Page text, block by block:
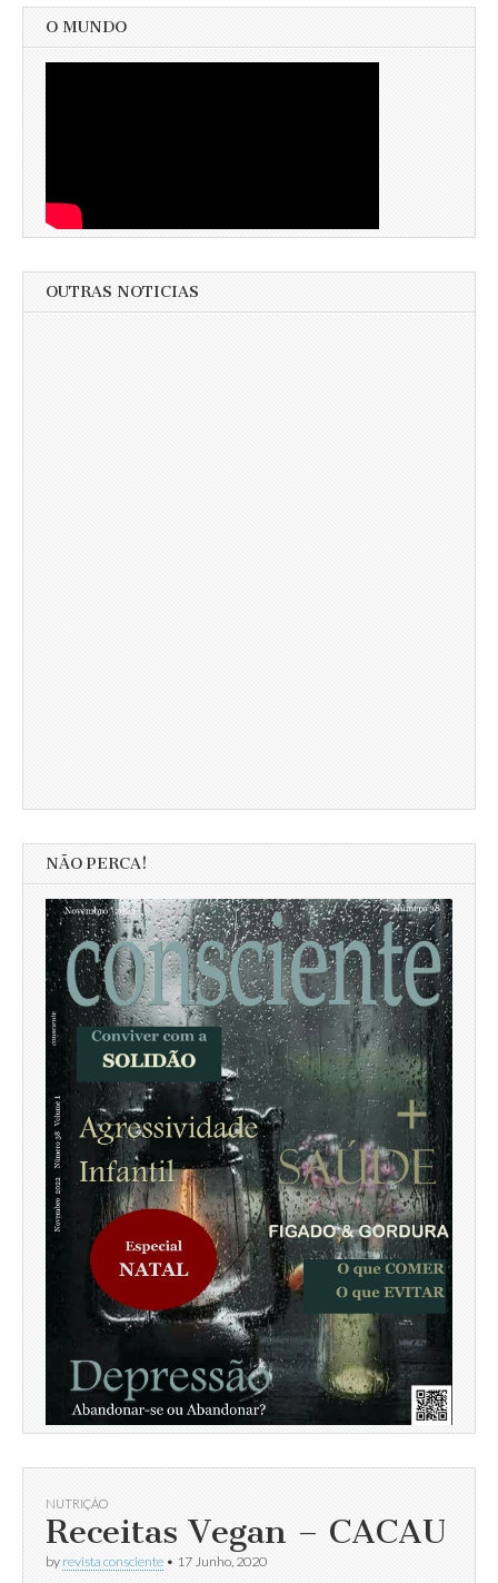
O MUNDO
OUTRAS NOTICIAS
NÃO PERCA!
NUTRIÇÃO
Receitas Vegan – CACAU
by revista consciente • 17 Junho, 2020